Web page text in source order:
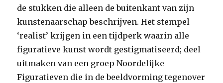
de stukken die alleen de buitenkant van zijn
kunstenaarschap beschrijven. Het stempel
‘realist’ krijgen in een tijdperk waarin alle
figuratieve kunst wordt gestigmatiseerd; deel
uitmaken van een groep Noordelijke
Figuratieven die in de beeldvorming tegenover